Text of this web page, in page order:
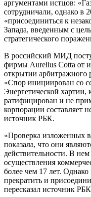
аргументами истцов:
сотрудничали, однако в
«присоединиться к
Запада, введенным с
стратегического
В российский МИД
фирмы Aurelius Cotta от
открытии арбитражного
«Спор инициирован со
Энергетической
ратифицирован и не
корпорации составляет
источник РБК.
«Проверка изложенных
показала, что они
действительности. В
осуществления
более чем 17 лет.
прекратить и
пересказал источник